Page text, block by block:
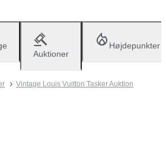
Auktioner
Højdepunkter
Vintage Louis Vuitton Tasker Auktion